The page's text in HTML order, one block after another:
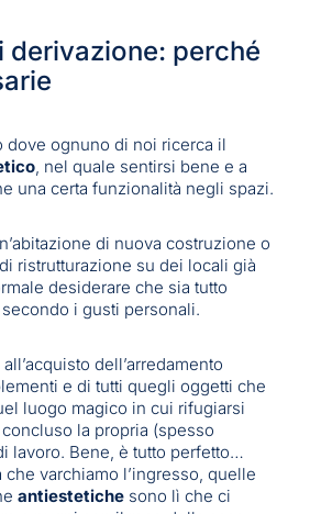
derivazione: perché
dove ognuno di noi ricerca il
, nel quale sentirsi bene e a
una certa funzionalità negli spazi.
di nuova costruzione o
ristrutturazione su dei locali già
desiderare che sia tutto
i gusti personali.
dell’arredamento
e di tutti quegli oggetti che
luogo magico in cui rifugiarsi
la propria (spesso
lavoro. Bene, è tutto perfetto…
varchiamo l’ingresso, quelle
antiestetiche sono lì che ci